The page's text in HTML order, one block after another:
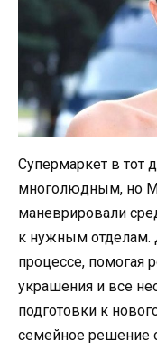
Супермаркет в тот
многолюдным, но
маневрировали
к нужным отделам.
процессе, помогая
украшения и все
подготовки к
семейное решение